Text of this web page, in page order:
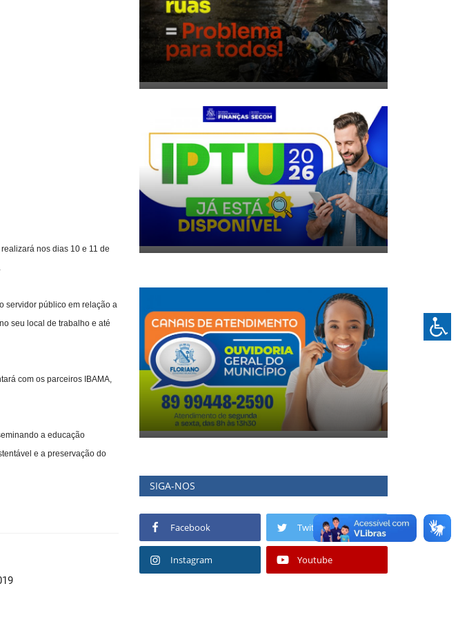
nos dias 10 e 11 de
servidor público em relação a
seu local de trabalho e até
com os parceiros IBAMA,
a educação
e a preservação do
SIGA-NOS
Facebook Twitter
Instagram Youtube